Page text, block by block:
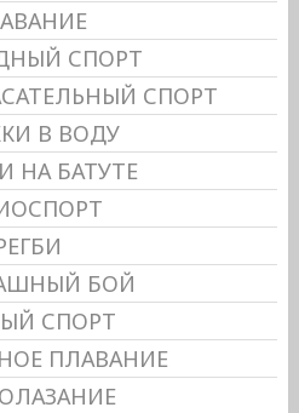
СПОРТ
СПОРТ
В ВОДУ
НА БАТУТЕ
БОЙ
СПОРТ
ПЛАВАНИЕ